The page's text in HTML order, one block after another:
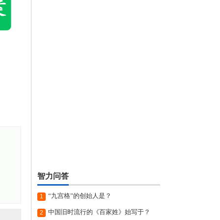
智力问答
1 “九宫格”的创始人是？
2 中国旧时流行的《百家姓》始写于？